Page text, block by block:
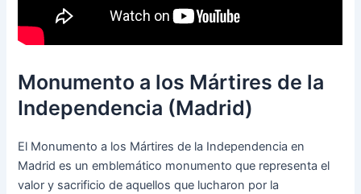
Monumento a los Mártires de la
Independencia (Madrid)
El Monumento a los Mártires de la Independencia en
Madrid es un emblemático monumento que representa el
valor y sacrificio de aquellos que lucharon por la